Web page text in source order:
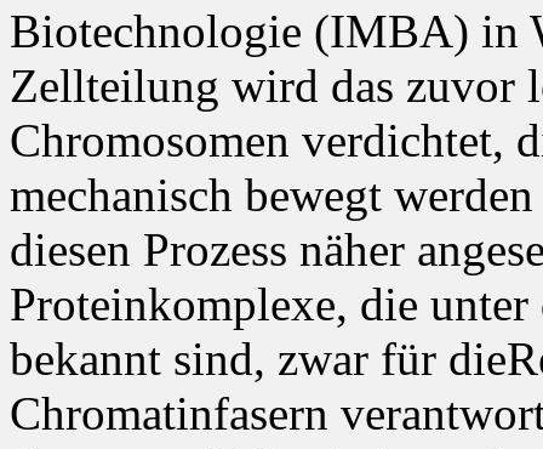
Biotechnologie (IMBA) in
Zellteilung wird das zuvor
Chromosomen verdichtet,
mechanisch bewegt
diesen Prozess näher
Proteinkomplexe, die unter
bekannt sind, zwar für
Chromatinfasern